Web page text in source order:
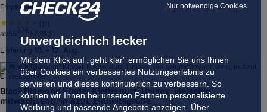
Nur notwendige Cookies
Unvergleichlich lecker
Mit dem Klick auf „geht klar” ermöglichen Sie uns Ihnen
über Cookies ein verbessertes Nutzungserlebnis zu
servieren und dieses kontinuierlich zu verbessern. So
können wir Ihnen bei unseren Partnern personalisierte
Werbung und passende Angebote anzeigen. Über
Empfehlenswert
ab
Lieferung
10. – 12. Aug.
Black Diamond Kinder Klettergurt, Unisex, vielseitig
mitwachsend, in Azul, Einheitsgröße